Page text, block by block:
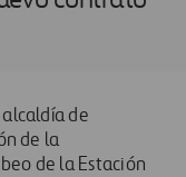
de
de la
de la Estación